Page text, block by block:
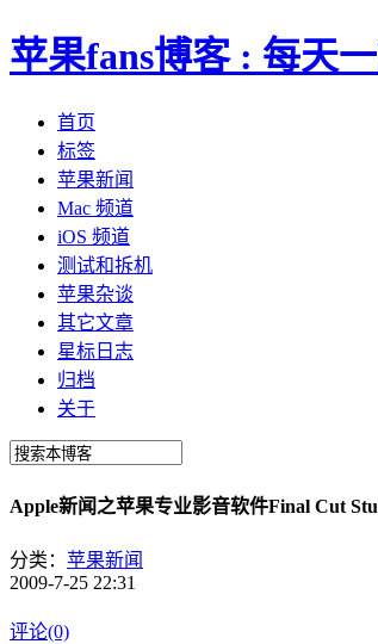
苹果fans博客 : 每天
首页
标签
苹果新闻
Mac 频道
iOS 频道
测试和拆机
苹果杂谈
其它文章
星标日志
归档
关于
Apple新闻之苹果专业影音软件Final Cut
分类： 苹果新闻
2009-7-25 22:31
评论(0)